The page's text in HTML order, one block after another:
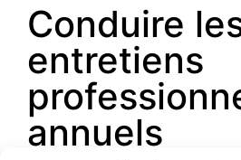
Conduire
entretiens
annuels